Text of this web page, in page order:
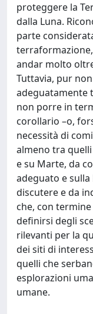
proteggere la
dalla Luna.
parte
andar molto
Tuttavia, pur
adeguatamente
non porre in
corollario –o,
necessità di
almeno tra
e su Marte, da
adeguato e
discutere e da
che, con
definirsi degli
rilevanti per la
dei siti di
quelli che
esplorazioni
umane.